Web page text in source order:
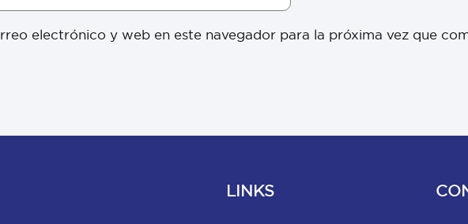
electrónico y web en este navegador para la próxima vez que
LINKS